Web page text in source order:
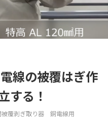
線の被覆はぎ作
する！
被覆剥ぎ取り器 銅電線用